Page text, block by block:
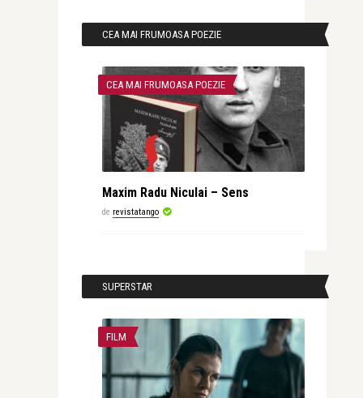
CEA MAI FRUMOASA POEZIE
CEA MAI FRUMOASA POEZIE
Maxim Radu Niculai – Sens
de revistatango
SUPERSTAR
FILM